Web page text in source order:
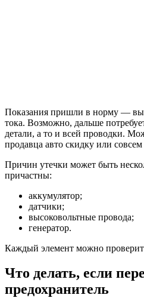
Показания пришли в норму —
тока. Возможно, дальше
детали, а то и всей проводки.
продавца авто скидку или совсем
Причин утечки может быть
причастны:
аккумулятор;
датчики;
высоковольтные провода;
генератор.
Каждый элемент можно
Что делать, если
предохранитель